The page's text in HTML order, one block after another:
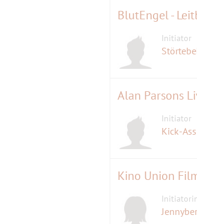
BlutEngel -
Initiator
Alan Parsons
Initiator
Kick-Ass
Kino Union